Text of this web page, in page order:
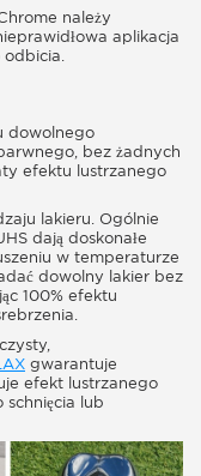
należy
aplikacja
odbicia.
dowolnego
bez żadnych
efektu lustrzanego
lakieru. Ogólnie
dają doskonałe
w temperaturze
dowolny lakier bez
100% efektu
gwarantuje
efekt lustrzanego
lub